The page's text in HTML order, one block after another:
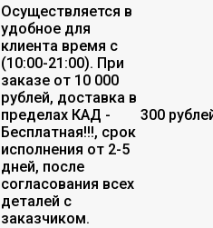
Осуществляется в
удобное для
клиента время с
(10:00-21:00). При
заказе от 10 000
рублей, доставка в
пределах КАД -
Бесплатная!!!, срок
исполнения от 2-5
дней, после
согласования всех
деталей с
заказчиком.
300